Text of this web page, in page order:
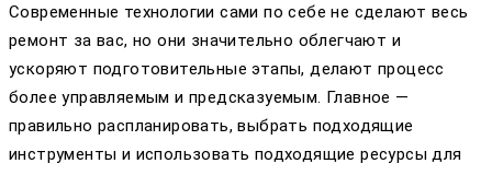
Современные технологии сами по себе не сделают весь
ремонт за вас, но они значительно облегчают и
ускоряют подготовительные этапы, делают процесс
более управляемым и предсказуемым. Главное —
правильно распланировать, выбрать подходящие
инструменты и использовать подходящие ресурсы для